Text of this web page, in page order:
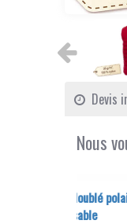
Devis
Nous